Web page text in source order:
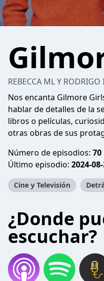
REBECCA ML Y RODRIGO
Nos encanta Gilmore
hablar de detalles de la
libros o películas,
otras obras de sus
Número de episodios: 70
Último episodio: 2024-
Cine y Televisión
¿Donde
escuchar?